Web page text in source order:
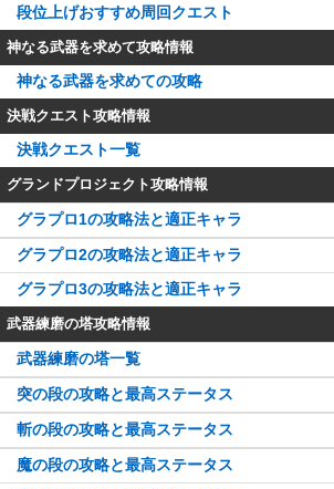
段位上げおすすめ周回クエスト
神なる武器を求めて攻略情報
神なる武器を求めての攻略
決戦クエスト攻略情報
決戦クエスト一覧
グランドプロジェクト攻略情報
グラプロ1の攻略法と適正キャラ
グラプロ2の攻略法と適正キャラ
グラプロ3の攻略法と適正キャラ
武器練磨の塔攻略情報
武器練磨の塔一覧
突の段の攻略と最高ステータス
斬の段の攻略と最高ステータス
魔の段の攻略と最高ステータス